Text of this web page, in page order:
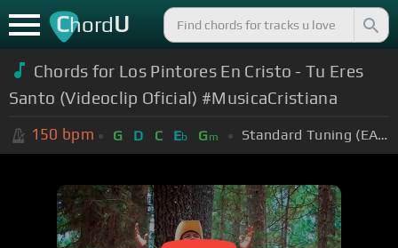
ChordU
Chords for Los Pintores En Cristo - Tu Eres
Santo (Videoclip Oficial) #MusicaCristiana
150 bpm G D C Eb Gm Standard Tuning (EADGBE)